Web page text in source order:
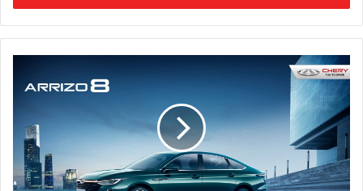
ب
ر
ي
د
ك
ا
ل
إ
ك
ت